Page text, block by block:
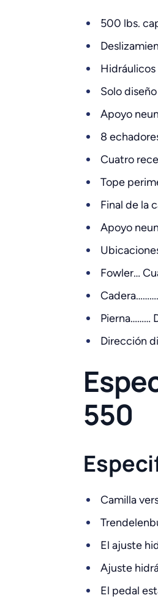
500 lbs.
Solo
Apoyo
8
Cuatro
Tope
Final de la
Apoyo
Fowler…
Pierna………
Dirección
550
Camilla
El ajuste
Ajuste
El pedal